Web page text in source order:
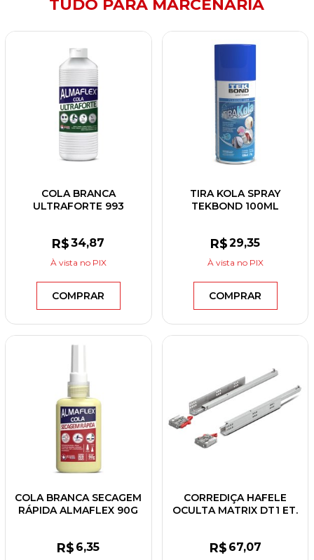
TUDO PARA MARCENARIA
COLA BRANCA
ULTRAFORTE 993
R$34,87
À vista no PIX
COMPRAR
TIRA KOLA SPRAY
TEKBOND 100ML
R$29,35
À vista no PIX
COMPRAR
COLA BRANCA SECAGEM
RÁPIDA ALMAFLEX 90G
R$ 6,35
CORREDIÇA HAFELE
OCULTA MATRIX DT1 ET.
R$ 67,07